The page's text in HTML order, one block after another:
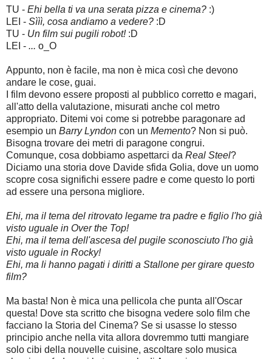
TU - Ehi bella ti va una serata pizza e cinema? :)
LEI - Sììì, cosa andiamo a vedere? :D
TU - Un film sui pugili robot! :D
LEI - ... o_O
Appunto, non è facile, ma non è mica così che devono
andare le cose, guai.
I film devono essere proposti al pubblico corretto e magari,
all'atto della valutazione, misurati anche col metro
appropriato. Ditemi voi come si potrebbe paragonare ad
esempio un Barry Lyndon con un Memento? Non si può.
Bisogna trovare dei metri di paragone congrui.
Comunque, cosa dobbiamo aspettarci da Real Steel?
Diciamo una storia dove Davide sfida Golia, dove un uomo
scopre cosa significhi essere padre e come questo lo porti
ad essere una persona migliore.
Ehi, ma il tema del ritrovato legame tra padre e figlio l'ho già
visto uguale in Over the Top!
Ehi, ma il tema dell'ascesa del pugile sconosciuto l'ho già
visto uguale in Rocky!
Ehi, ma li hanno pagati i diritti a Stallone per girare questo
film?
Ma basta! Non è mica una pellicola che punta all'Oscar
questa! Dove sta scritto che bisogna vedere solo film che
facciano la Storia del Cinema? Se si usasse lo stesso
principio anche nella vita allora dovremmo tutti mangiare
solo cibi della nouvelle cuisine, ascoltare solo musica